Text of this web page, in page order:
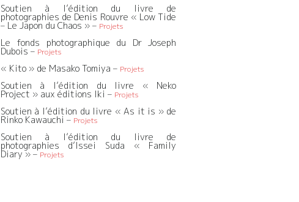
Soutien à l’édition du livre de
photographies de Denis Rouvre « Low Tide
– Le Japon du Chaos » – Projets
Le fonds photographique du Dr Joseph
Dubois – Projets
« Kito » de Masako Tomiya – Projets
Soutien à l’édition du livre « Neko
Project » aux éditions Iki – Projets
Soutien à l’édition du livre « As it is » de
Rinko Kawauchi – Projets
Soutien à l’édition du livre de
photographies d’Issei Suda « Family
Diary » – Projets